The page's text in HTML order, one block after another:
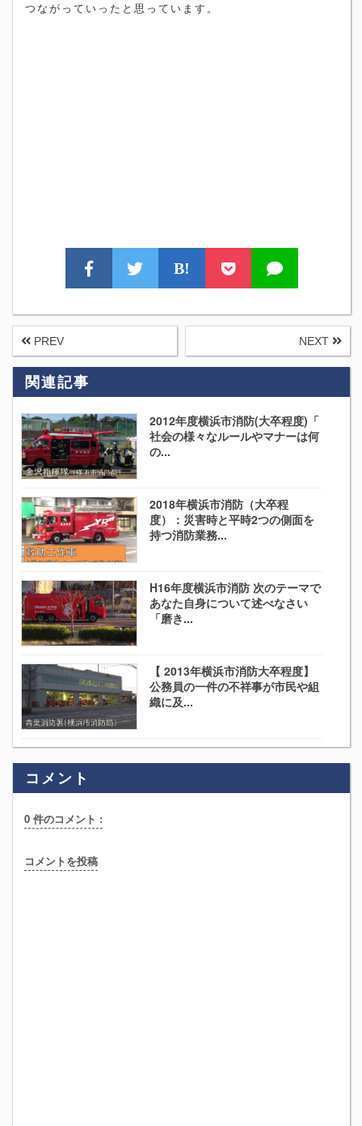
つながっていったと思っています。
B!
PREV NEXT
関連記事
2012年度横浜市消防(大卒程度)「
社会の様々なルールやマナーは何
の...
2018年横浜市消防（大卒程
度）：災害時と平時2つの側面を
持つ消防業務...
H16年度横浜市消防 次のテーマで
あなた自身について述べなさい
「磨き...
【 2013年横浜市消防大卒程度】
公務員の一件の不祥事が市民や組
織に及...
コメント
0 件のコメント :
コメントを投稿